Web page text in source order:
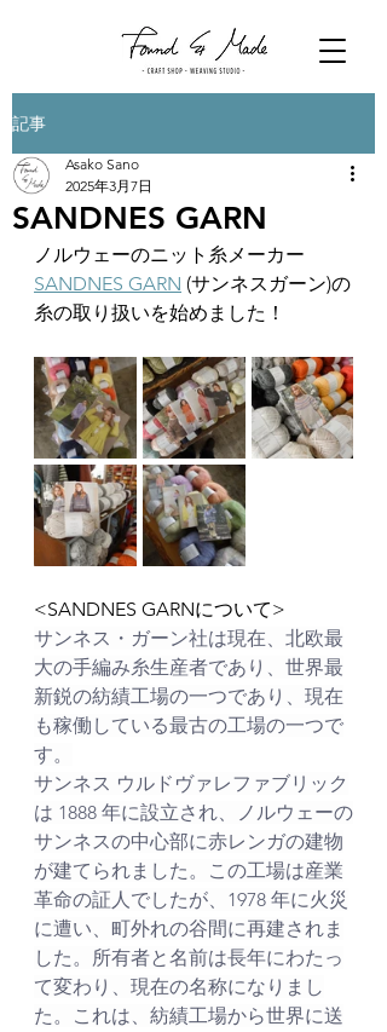
記事
SANDNES GARN
Asako Sano
2025年3月7日
ノルウェーのニット糸メーカー
SANDNES GARN (サンネスガーン)の
糸の取り扱いを始めました！
<SANDNES GARNについて>
サンネス・ガーン社は現在、北欧最
大の手編み糸生産者であり、世界最
新鋭の紡績工場の一つであり、現在
も稼働している最古の工場の一つで
す。
サンネス ウルドヴァレファブリック
は 1888 年に設立され、ノルウェーの
サンネスの中心部に赤レンガの建物
が建てられました。この工場は産業
革命の証人でしたが、1978 年に火災
に遭い、町外れの谷間に再建されま
した。所有者と名前は長年にわたっ
て変わり、現在の名称になりまし
た。これは、紡績工場から世界に送